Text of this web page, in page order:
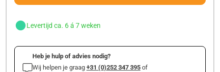
Levertijd ca. 6 á 7 weken
Heb je hulp of advies nodig?
Wij helpen je graag +31 (0)252 347 395 of